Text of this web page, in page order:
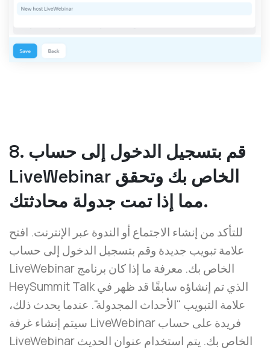
8. قم بتسجيل الدخول إلى حساب
LiveWebinar الخاص بك وتحقق
مما إذا تمت جدولة محادثتك.
للتأكد من إنشاء الاجتماع أو الندوة عبر الإنترنت. افتح
علامة تبويب جديدة وقم بتسجيل الدخول إلى حساب
LiveWebinar الخاص بك. معرفة ما إذا كان برنامج
HeySummit Talk الذي تم إنشاؤه سابقًا قد ظهر في
علامة التبويب "الأحداث المجدولة". عندما يحدث ذلك،
سيتم إنشاء غرفة LiveWebinar فريدة على حساب
LiveWebinar الخاص بك. يتم استخدام عنوان الحديث